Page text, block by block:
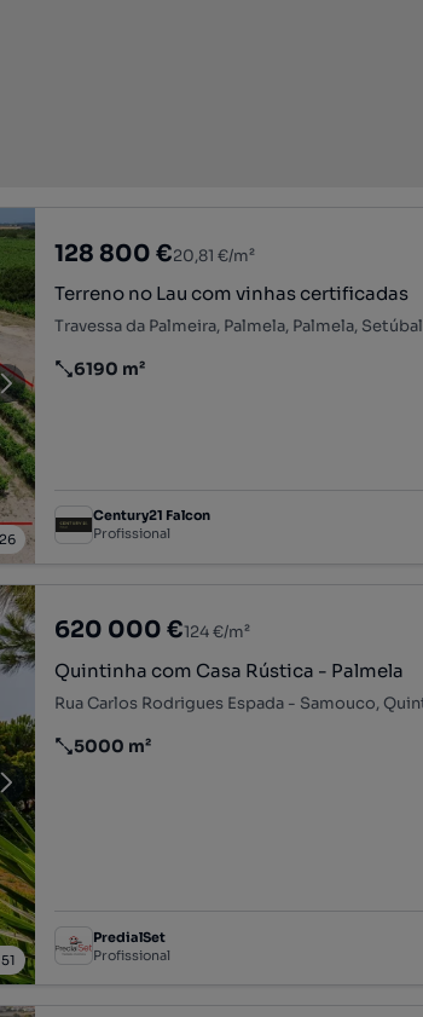
26
128 800 €20,81 €/m²
Terreno no Lau com vinhas certificadas
Travessa da Palmeira, Palmela, Palmela, Setúbal
Preço por metro quadrado
6190 m²
Century21 Falcon
Profissional
51
620 000 €124 €/m²
Quintinha com Casa Rústica - Palmela
Preço por metro quadrado
5000 m²
PredialSet
Profissional